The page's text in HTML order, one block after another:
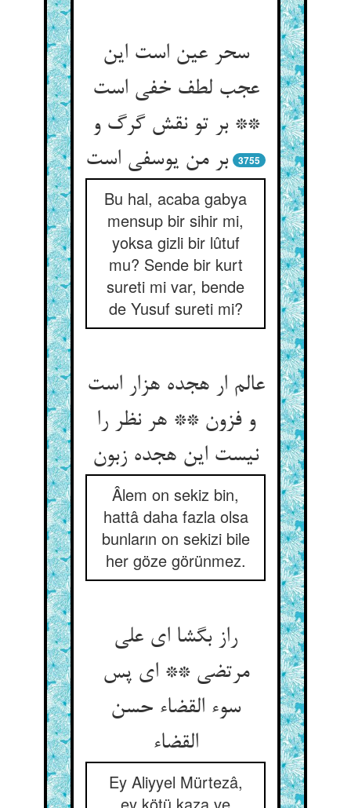
سحر عین است این
عجب لطف خفی است
** بر تو نقش گرگ و
3755
Bu hal, acaba gabya
mensup bir sihir mi,
yoksa gizli bir lûtuf
mu? Sende bir kurt
sureti mi var, bende
de Yusuf sureti mi?
عالم ار هجده هزار است
و فزون ** هر نظر را
Âlem on sekiz bin,
hattâ daha fazla olsa
bunların on sekizi bile
her göze görünmez.
راز بگشا ای علی
مرتضی ** ای پس
سوء القضاء حسن
القضاء
Ey Aliyyel Mürtezâ,